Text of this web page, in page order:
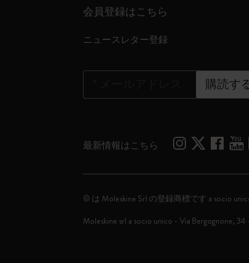
会員登録はこちら
ニュースレター登録
購読す
最新情報はこちら
© は Moleskine Srl の登録商標です a socio
Moleskine srl a socio unico - Via Bergognone,